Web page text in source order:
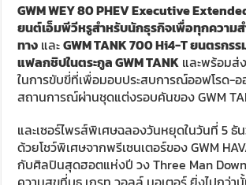
GWM WEY 80 PHEV Executive
ยนต์เอ็มพีวีหรูสำหรับนักธุรกิจเพื่อทุกความส
ทาง และGWM TANK 700 Hi4-Tยนตรกรร
แฟลกชิปในตระกูลGWM TANK และพร้อมส่
ในการขับขี่ที่เพื่อมอบประสบการณ์ออฟโรด-อ
สถานการณ์ผ่านชุดแต่งรอบคันของ GWM
และเซอร์ไพรส์พิเศษฉลองวันหยุดในวันที่ 5 ธั
ด้วยโชว์พิเศษจากพรีเซนเตอร์ของ GWM
กับศิลปินสุดฮอตแห่งปี วง Three Man